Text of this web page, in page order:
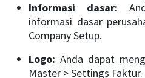
Informasi dasar:
informasi dasar
Company Setup.
Logo: Anda dapat
Master > Settings Faktur.